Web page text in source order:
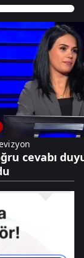
cevabı